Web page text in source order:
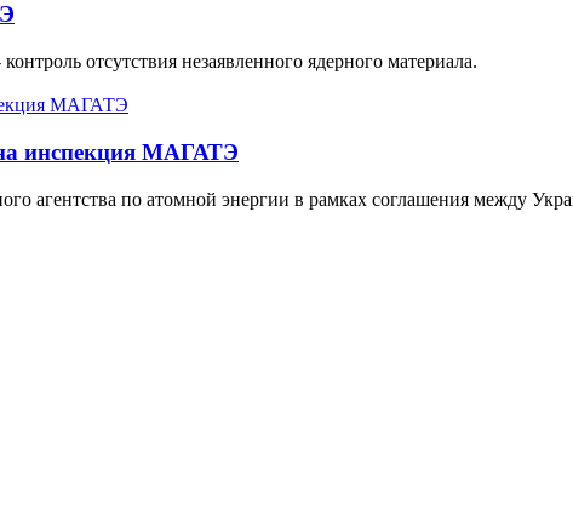
отсутствия незаявленного ядерного материала.
инспекция МАГАТЭ
агентства по атомной энергии в рамках соглашения между